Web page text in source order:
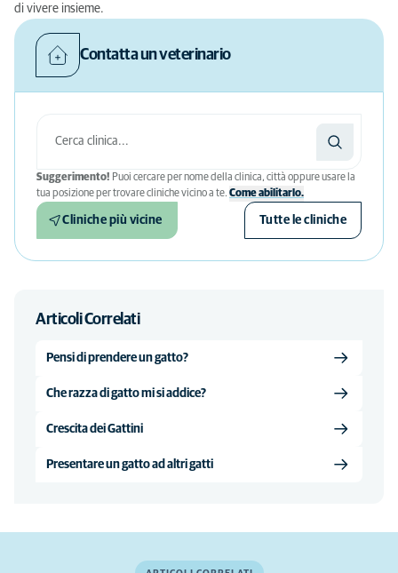
di vivere insieme.
Contatta un veterinario
Suggerimento! Puoi cercare per nome della clinica, città oppure usare la
tua posizione per trovare cliniche vicino a te. Come abilitarlo.
Cliniche più vicine Tutte le cliniche
Articoli Correlati
Pensi di prendere un gatto?
Che razza di gatto mi si addice?
Crescita dei Gattini
Presentare un gatto ad altri gatti